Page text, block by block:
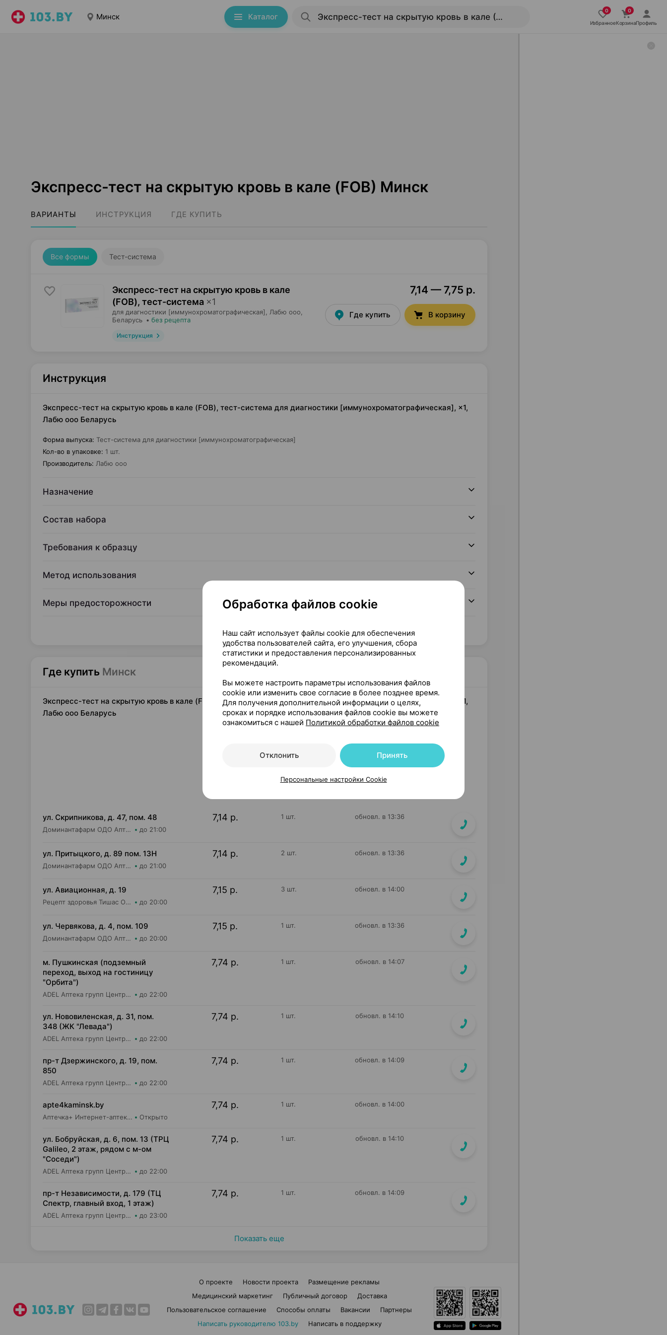
Минск Каталог
ИзбранноеКорзинаПрофиль
Экспресс-тест на скрытую кровь в кале (FOB) Минск
ВАРИАНТЫ ИНСТРУКЦИЯ ГДЕ КУПИТЬ
Все формы Тест-система
Экспресс-тест на скрытую кровь в кале
(FOB), тест-система ×1
для диагностики [иммунохроматографическая], Лабю ооо
Беларусь • без рецепта
Инструкция
7,14 — 7,75 р.
Где купить В корзину
Инструкция
Экспресс-тест на скрытую кровь в кале (FOB), тест-система для диагностики [иммунохроматографическая], ×1,
Лабю ооо Беларусь
Форма выпуска: Тест-система для диагностики [иммунохроматографическая]
Кол-во в упаковке: 1 шт.
Производитель: Лабю ооо
Назначение
Состав набора
Требования к образцу
Метод использования
Меры предосторожности
Читать полностью
Где купить Минск
Экспресс-тест на скрытую кровь в кале (FOB), тест-система для диагностики [иммунохроматографическая], ×1,
Лабю ооо Беларусь
35
ул. Скрипникова, д. 47, пом. 48
Доминантафарм ОДО Аптека №33 до 21:00
7,14 р. 1 шт. обновл. в 13:36
ул. Притыцкого, д. 89 пом. 13Н
Доминантафарм ОДО Аптека №1 до 21:00
7,14 р. 2 шт. обновл. в 13:36
ул. Авиационная, д. 19
Рецепт здоровья Тишас ОДО Аптека №21 до 20:00
7,15 р. 3 шт. обновл. в 14:00
ул. Червякова, д. 4, пом. 109
Доминантафарм ОДО Аптека №3 до 20:00
7,15 р. 1 шт. обновл. в 13:36
м. Пушкинская (подземный
переход, выход на гостиницу
"Орбита")
ADEL Аптека групп Центр ООО Аптека №11 до 22:00
7,74 р. 1 шт. обновл. в 14:07
ул. Нововиленская, д. 31, пом.
348 (ЖК "Левада")
ADEL Аптека групп Центр ООО Аптека №85 до 22:00
7,74 р. 1 шт. обновл. в 14:10
пр-т Дзержинского, д. 19, пом.
850
ADEL Аптека групп Центр ООО Аптека №65 до 22:00
7,74 р. 1 шт. обновл. в 14:09
apte4kaminsk.by
Аптечка+ Интернет-аптека apte4kaminsk.by Открыто
7,74 р. 1 шт. обновл. в 14:00
ул. Бобруйская, д. 6, пом. 13 (ТРЦ
Galileo, 2 этаж, рядом с м-ом
"Соседи")
ADEL Аптека групп Центр ООО Аптека №77 до 22:00
7,74 р. 1 шт. обновл. в 14:10
пр-т Независимости, д. 179 (ТЦ
Спектр, главный вход, 1 этаж)
ADEL Аптека групп Центр ООО Аптека №61 до 23:00
7,74 р. 1 шт. обновл. в 14:09
Показать еще
О проекте Новости проекта
Размещение рекламы
Медицинский маркетинг
Публичный договор
Доставка
Пользовательское соглашение
Способы оплаты Вакансии
Партнеры
Написать руководителю 103.by
Написать в поддержку
Обработка файлов cookie
Наш сайт использует файлы cookie для обеспечения
удобства пользователей сайта, его улучшения, сбора
статистики и предоставления персонализированных
рекомендаций.
Вы можете настроить параметры использования файлов
cookie или изменить свое согласие в более позднее время.
Для получения дополнительной информации о целях,
сроках и порядке использования файлов cookie вы можете
ознакомиться с нашей Политикой обработки файлов cookie
Отклонить Принять
Персональные настройки Cookie